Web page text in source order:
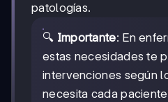
patologías.
🔍 Importante: En
estas necesidades te
intervenciones según
necesita cada